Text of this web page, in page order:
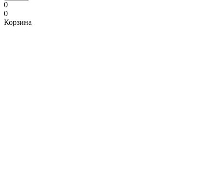
0
0
Корзина